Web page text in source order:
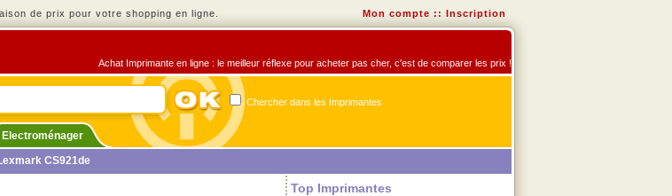
de prix pour votre shopping en ligne. Mon compte :: Inscription
Achat Imprimante en ligne : le meilleur réflexe pour acheter pas cher, c'est de comparer les prix !
Chercher dans les Imprimantes
Electroménager
CS921de
Top Imprimantes